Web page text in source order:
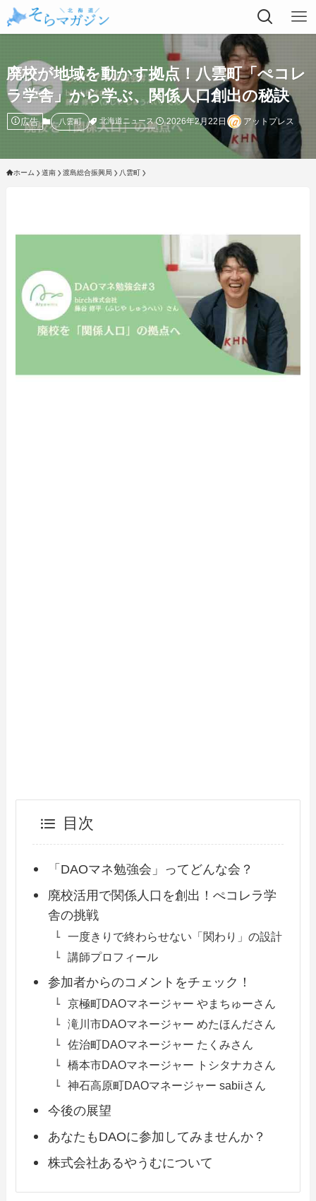
廃校が地域を動かす拠点！八雲町「ぺコレ
ラ学舎」から学ぶ、関係人口創出の秘訣
広告 八雲町 北海道ニュース 2026年2月22日 アットプレス
ホーム 道南 渡島総合振興局 八雲町
目次
「DAOマネ勉強会」ってどんな会？
廃校活用で関係人口を創出！ぺコレラ学
舎の挑戦
一度きりで終わらせない「関わり」の設計
講師プロフィール
参加者からのコメントをチェック！
京極町DAOマネージャー やまちゅーさん
滝川市DAOマネージャー めたほんださん
佐治町DAOマネージャー たくみさん
橋本市DAOマネージャー トシタナカさん
神石高原町DAOマネージャー sabiiさん
今後の展望
あなたもDAOに参加してみませんか？
株式会社あるやうむについて